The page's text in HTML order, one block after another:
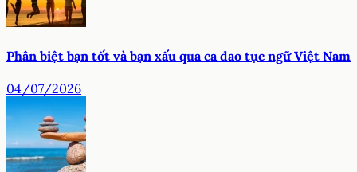
Phân biệt bạn tốt và bạn xấu qua ca dao tục ngữ Việt Nam
04/07/2026